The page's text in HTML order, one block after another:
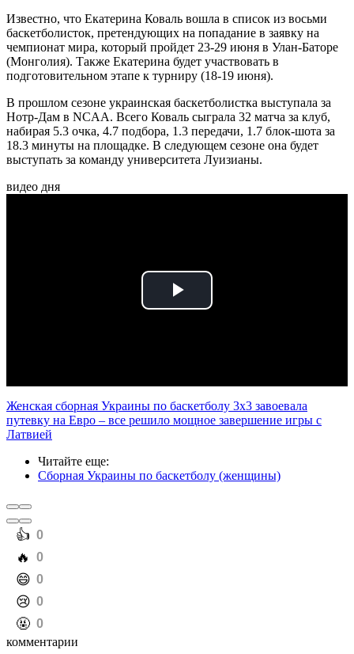
Известно, что Екатерина Коваль вошла в список из восьми
баскетболисток, претендующих на попадание в заявку на
чемпионат мира, который пройдет 23-29 июня в Улан-Баторе
(Монголия). Также Екатерина будет участвовать в
подготовительном этапе к турниру (18-19 июня).
В прошлом сезоне украинская баскетболистка выступала за
Нотр-Дам в NCAA. Всего Коваль сыграла 32 матча за клуб,
набирая 5.3 очка, 4.7 подбора, 1.3 передачи, 1.7 блок-шота за
18.3 минуты на площадке. В следующем сезоне она будет
выступать за команду университета Луизианы.
видео дня
Play
Женская сборная Украины по баскетболу 3х3 завоевала
путевку на Евро – все решило мощное завершение игры с
Латвией
Читайте еще:
Сборная Украины по баскетболу (женщины)
️👍 0
️🔥 0
️😄 0
️😢 0
️🤬 0
комментарии